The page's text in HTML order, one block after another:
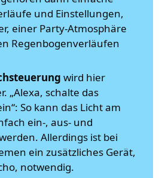
und Einstellungen,
einer Party-Atmosphäre
Regenbogenverläufen
wird hier
„Alexa, schalte das
So kann das Licht am
ein-, aus- und
Allerdings ist bei
ein zusätzliches Gerät,
notwendig.